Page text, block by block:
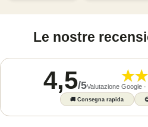
Le nostre
4,5/5Valutazione Google
🚚Consegna rapida